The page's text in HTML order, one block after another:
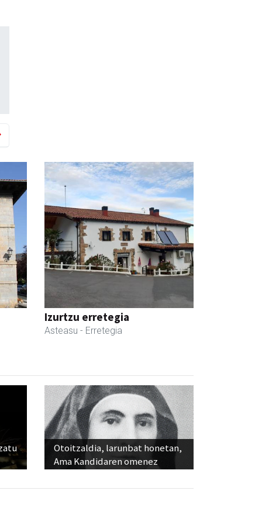
Izurtzu erretegia
Asteasu - Erretegia
Otoitzaldia, larunbat honetan,
Ama Kandidaren omenez